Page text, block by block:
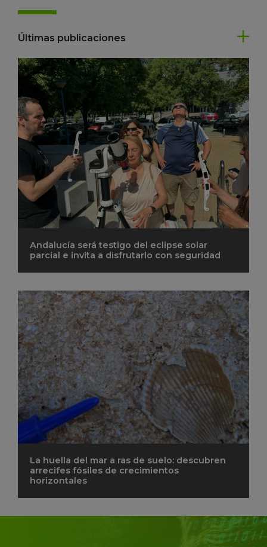
Últimas publicaciones
Andalucía será testigo del eclipse solar
parcial e invita a disfrutarlo con seguridad
La huella del mar a ras de suelo: descubren
arrecifes fósiles de crecimientos
horizontales